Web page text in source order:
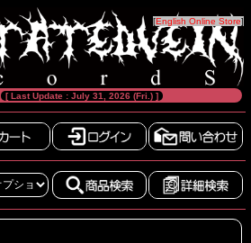
[English Online Store]
[ Last Update : July 31, 2026 (Fri.) ]